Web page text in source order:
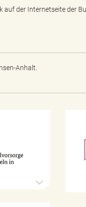
der Internetseite der
Anhalt.